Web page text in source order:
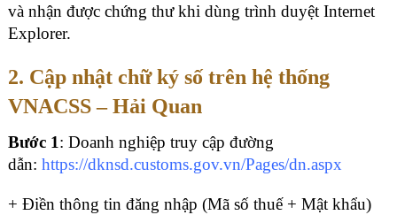
và nhận được chứng thư khi dùng trình duyệt Internet
Explorer.
2. Cập nhật chữ ký số trên hệ thống
VNACSS – Hải Quan
Bước 1: Doanh nghiệp truy cập đường
dẫn: https://dknsd.customs.gov.vn/Pages/dn.aspx
+ Điền thông tin đăng nhập (Mã số thuế + Mật khẩu)